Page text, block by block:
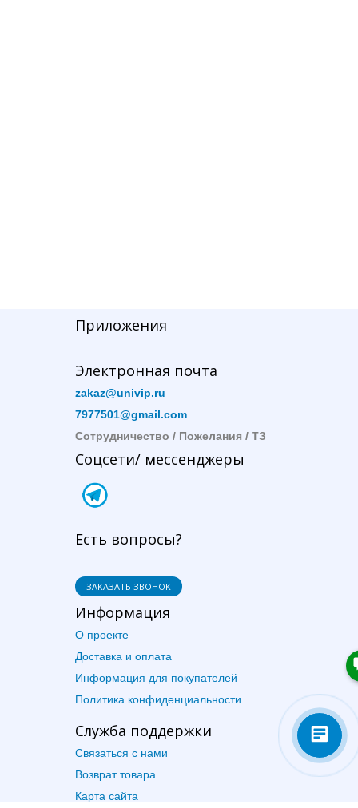
Приложения
Электронная почта
zakaz@univip.ru
7977501@gmail.com
Сотрудничество / Пожелания / ТЗ
Соцсети/ мессенджеры
Есть вопросы?
ЗАКАЗАТЬ ЗВОНОК
Информация
О проекте
Доставка и оплата
Информация для покупателей
Политика конфиденциальности
Служба поддержки
Связаться с нами
Возврат товара
Карта сайта